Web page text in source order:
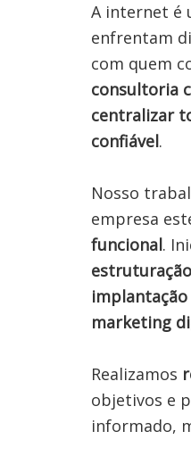
A internet é
enfrentam
consultoria
centralizar
confiável.
Nosso
empresa
funcional.
marketing
Realizamos
objetivos e
informado,